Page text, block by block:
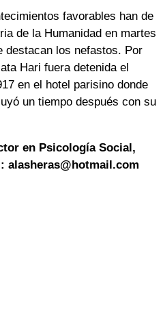
favorables han de
de la Humanidad en martes
destacan los nefastos. Por
Hari fuera detenida el
en el hotel parisino donde
un tiempo después con su
en Psicología Social,